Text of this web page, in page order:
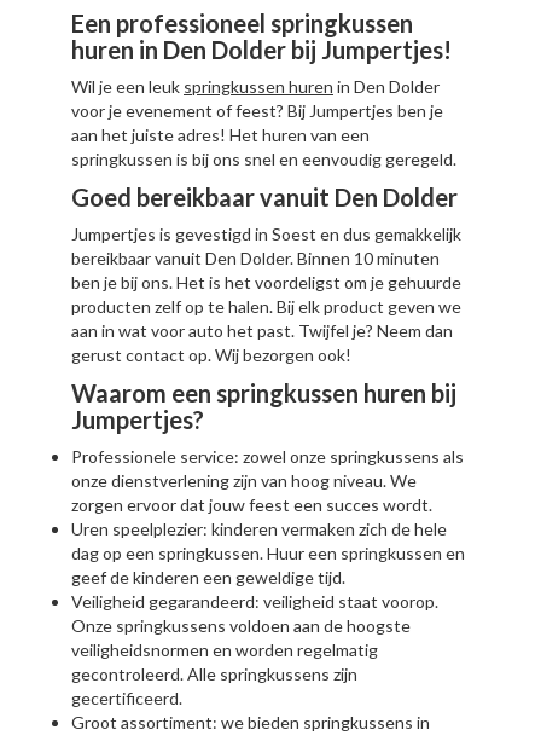
Een professioneel springkussen
huren in Den Dolder bij Jumpertjes!
Wil je een leuk springkussen huren in Den Dolder
voor je evenement of feest? Bij Jumpertjes ben je
aan het juiste adres! Het huren van een
springkussen is bij ons snel en eenvoudig geregeld.
Goed bereikbaar vanuit Den Dolder
Jumpertjes is gevestigd in Soest en dus gemakkelijk
bereikbaar vanuit Den Dolder. Binnen 10 minuten
ben je bij ons. Het is het voordeligst om je gehuurde
producten zelf op te halen. Bij elk product geven we
aan in wat voor auto het past. Twijfel je? Neem dan
gerust contact op. Wij bezorgen ook!
Waarom een springkussen huren bij
Jumpertjes?
Professionele service: zowel onze springkussens als
onze dienstverlening zijn van hoog niveau. We
zorgen ervoor dat jouw feest een succes wordt.
Uren speelplezier: kinderen vermaken zich de hele
dag op een springkussen. Huur een springkussen en
geef de kinderen een geweldige tijd.
Veiligheid gegarandeerd: veiligheid staat voorop.
Onze springkussens voldoen aan de hoogste
veiligheidsnormen en worden regelmatig
gecontroleerd. Alle springkussens zijn
gecertificeerd.
Groot assortiment: we bieden springkussens in